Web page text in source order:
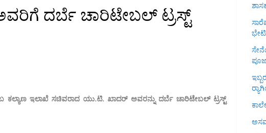
ದರ್ಬೆ ಚಾರಿಟೇಬಲ್ ಟ್ರಸ್ಟ್
ಕಲ್ಯಾಣ ಇಲಾಖೆ ಸಚಿವರಾದ ಯು.ಟಿ. ಖಾದರ್ ಅವರನ್ನು ದರ್ಬೆ ಚಾರಿಟೇಬಲ್ ಟ್ರಸ್ಟ್
ಭೇಟಿ